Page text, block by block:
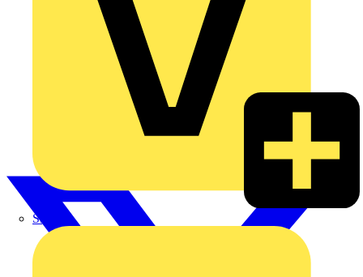
Signify